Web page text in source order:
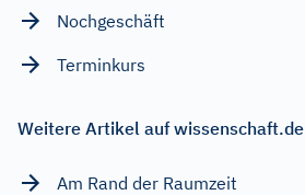
Nochgeschäft
Terminkurs
Weitere Artikel auf wissenschaft.de
Am Rand der Raumzeit